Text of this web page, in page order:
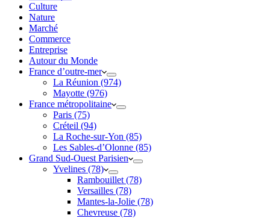
Culture
Nature
Marché
Commerce
Entreprise
Autour du Monde
France d’outre-mer
La Réunion (974)
Mayotte (976)
France métropolitaine
Paris (75)
Créteil (94)
La Roche-sur-Yon (85)
Les Sables-d’Olonne (85)
Grand Sud-Ouest Parisien
Yvelines (78)
Rambouillet (78)
Versailles (78)
Mantes-la-Jolie (78)
Chevreuse (78)